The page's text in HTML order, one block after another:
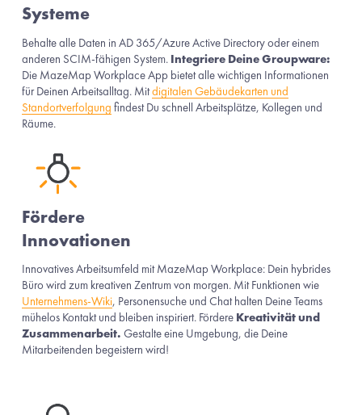
Systeme
Behalte alle Daten in AD 365/Azure Active Directory oder einem
anderen SCIM-fähigen System. Integriere Deine Groupware:
Die MazeMap Workplace App bietet alle wichtigen Informationen
für Deinen Arbeitsalltag. Mit digitalen Gebäudekarten und
Standortverfolgung findest Du schnell Arbeitsplätze, Kollegen und
Räume.
Fördere
Innovationen
Innovatives Arbeitsumfeld mit MazeMap Workplace: Dein hybrides
Büro wird zum kreativen Zentrum von morgen. Mit Funktionen wie
Unternehmens-Wiki, Personensuche und Chat halten Deine Teams
mühelos Kontakt und bleiben inspiriert. Fördere Kreativität und
Zusammenarbeit. Gestalte eine Umgebung, die Deine
Mitarbeitenden begeistern wird!